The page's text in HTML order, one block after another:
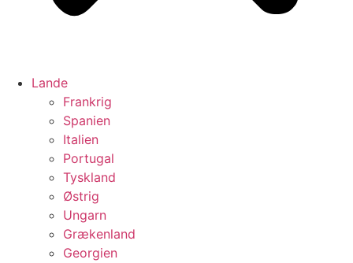
Lande
Frankrig
Spanien
Italien
Portugal
Tyskland
Østrig
Ungarn
Grækenland
Georgien